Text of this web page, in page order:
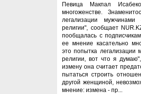
Певица Макпал
многоженстве.
легализации
религии", сообщает
пообщалась с
ее мнение касательно
это попытка легализации
религии, вот что я
измену она считает
пытаться строить
другой женщиной,
мнение: измена - пр...